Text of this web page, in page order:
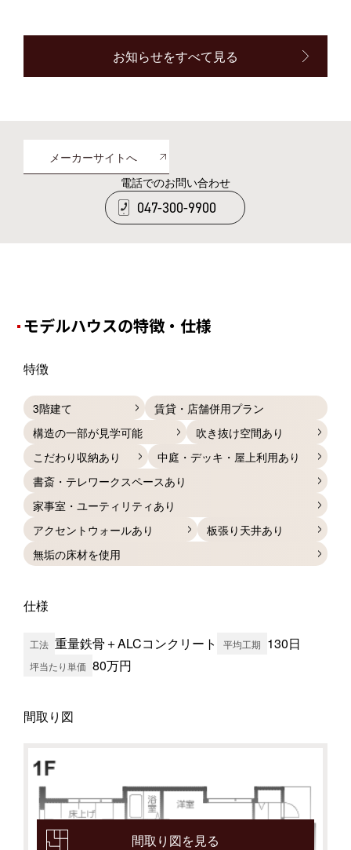
お知らせをすべて見る
メーカーサイトへ
電話でのお問い合わせ
047-300-9900
モデルハウスの特徴・仕様
特徴
3階建て
賃貸・店舗併用プラン
構造の一部が見学可能
吹き抜け空間あり
こだわり収納あり
中庭・デッキ・屋上利用あり
書斎・テレワークスペースあり
家事室・ユーティリティあり
アクセントウォールあり
板張り天井あり
無垢の床材を使用
仕様
工法 重量鉄骨＋ALCコンクリート 平均工期 130日
坪当たり単価 80万円
間取り図
間取り図を見る